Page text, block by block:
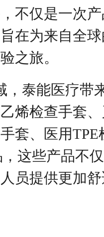
不仅是一次
在为来自全
之旅。
，泰能医疗带
烯检查手套
套、医用TPE
这些产品不
员提供更加